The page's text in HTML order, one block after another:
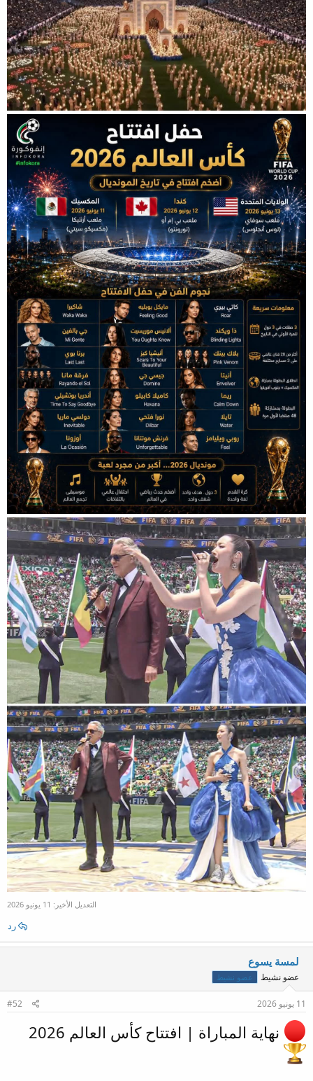
التعديل الأخير: 11 يونيو 2026
رد
لمسة يسوع
عضو نشيط عضو نشيط
11 يونيو 2026 #52
نهاية المباراة | افتتاح كأس العالم 2026